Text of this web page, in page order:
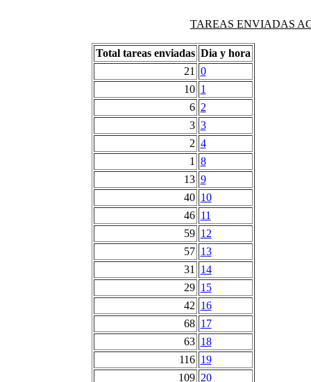
TAREAS ENVIADAS
Total tareas enviadas Dia y hora
21
0
10 1
6 2
3 3
2 4
1
8
13 9
40 10
46 11
59 12
57 13
31
14
29 15
42 16
68 17
63 18
116 19
109 20